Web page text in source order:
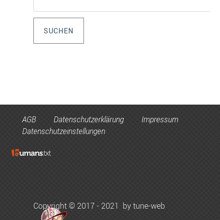
AGB Datenschutzerklärung
Impressum
Datenschutzeinstellungen
Copyright© 2017 - 2021 by tune-web